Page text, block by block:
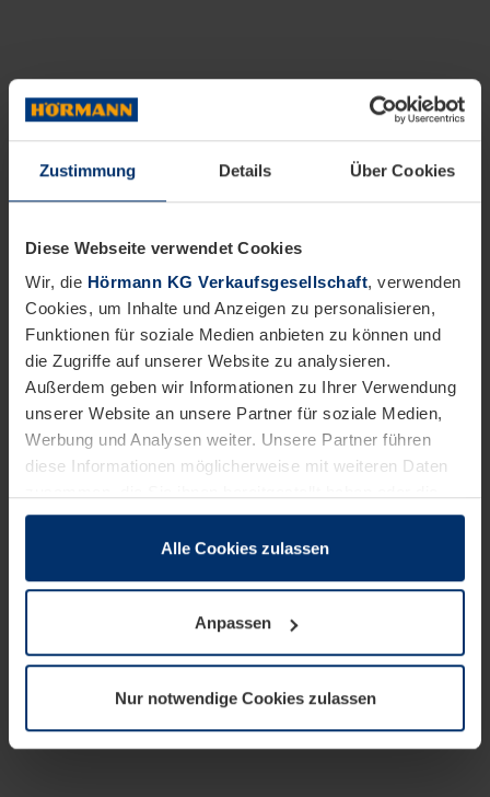
Zustimmung Details Über Cookies
Diese Webseite verwendet Cookies
Wir, die Hörmann KG Verkaufsgesellschaft, verwenden
Cookies, um Inhalte und Anzeigen zu personalisieren,
Funktionen für soziale Medien anbieten zu können und
die Zugriffe auf unserer Website zu analysieren.
Außerdem geben wir Informationen zu Ihrer Verwendung
unserer Website an unsere Partner für soziale Medien,
Werbung und Analysen weiter. Unsere Partner führen
diese Informationen möglicherweise mit weiteren Daten
sie im Rahmen Ihrer Nutzung der Dienste gesammelt
wenn diese für den Betrieb dieser Seite unbedingt
notwendig sind. Für alle anderen Cookie-Typen benötigen
wir Ihre Erlaubnis. Ihre Einwilligung können Sie jederzeit
Datenschutzerklärungunserer Website ändern oder
widerrufen.
Alle Cookies zulassen
Anpassen
Nur notwendige Cookies zulassen